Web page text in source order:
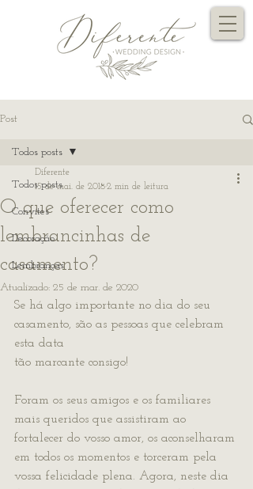
Post
Todos posts
Convites
Decoração
Lembranças
Todos posts
O que oferecer como
lembrancinhas de
casamento?
Diferente
15 de mai. de 20182 min de leitura
Atualizado: 25 de mar. de 2020
Se há algo importante no dia do seu
casamento, são as pessoas que celebram
esta data
tão marcante consigo!
Foram os seus amigos e os familiares
mais queridos que assistiram ao
fortalecer do vosso amor, os aconselharam
em todos os momentos e torceram pela
vossa felicidade plena. Agora, neste dia